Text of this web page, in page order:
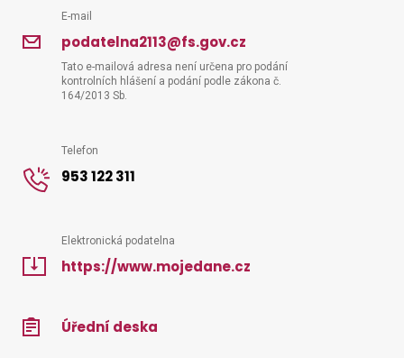
E-mail
podatelna2113@fs.gov.cz
Tato e-mailová adresa není určena pro podání
kontrolních hlášení a podání podle zákona č.
164/2013 Sb.
Telefon
953 122 311
Elektronická podatelna
https://www.mojedane.cz
Úřední deska